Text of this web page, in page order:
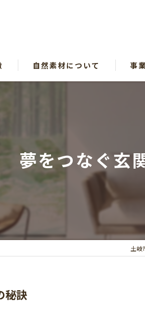
自然素材について 事
夢をつなぐ玄
土岐
秘訣